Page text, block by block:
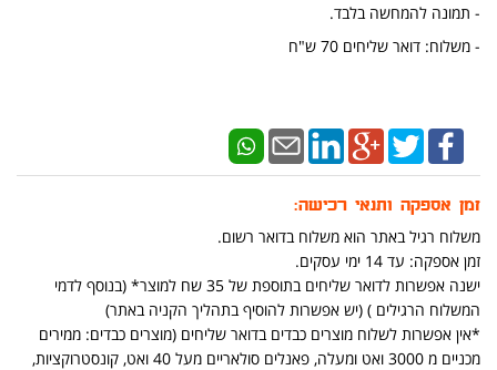
- תמונה להמחשה בלבד.
- משלוח: דואר שליחים 70 ש"ח
זמן אספקה ותנאי רכישה:
משלוח רגיל באתר הוא משלוח בדואר רשום.
זמן אספקה: עד 14 ימי עסקים.
ישנה אפשרות לדואר שליחים בתוספת של 35 שח למוצר* (בנוסף לדמי
המשלוח הרגילים ) (יש אפשרות להוסיף בתהליך הקניה באתר)
*אין אפשרות לשלוח מוצרים כבדים בדואר שליחים (מוצרים כבדים: ממירים
מכניים מ 3000 ואט ומעלה, פאנלים סולאריים מעל 40 ואט, קונסטרוקציות,